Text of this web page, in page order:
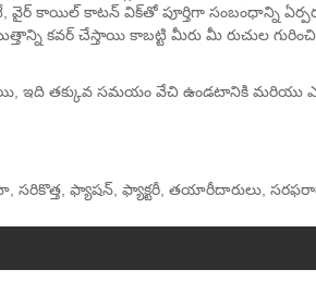
కాయిల్ కాటన్ విక్‌తో పూర్తిగా సంబంధాన్ని
కవర్ చేస్తాయి కాబట్టి మీరు మీ రుచుల
ఇది తక్కువ సమయం వేచి ఉండటానికి మరియు
ఫ్యాషన్, ఫ్యాక్టరీ, తయారీదారులు,